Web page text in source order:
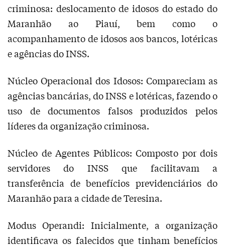
criminosa: deslocamento de idosos do estado do
Maranhão ao Piauí, bem como o
acompanhamento de idosos aos bancos, lotéricas
e agências do INSS.
Núcleo Operacional dos Idosos: Compareciam as
agências bancárias, do INSS e lotéricas, fazendo o
uso de documentos falsos produzidos pelos
líderes da organização criminosa.
Núcleo de Agentes Públicos: Composto por dois
servidores do INSS que facilitavam a
transferência de benefícios previdenciários do
Maranhão para a cidade de Teresina.
Modus Operandi: Inicialmente, a organização
identificava os falecidos que tinham benefícios